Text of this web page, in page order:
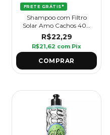
FRETE GRÁTIS*
Shampoo com Filtro
Solar Amo Cachos 400
ml - Griffus
R$22,29
R$21,62 com Pix